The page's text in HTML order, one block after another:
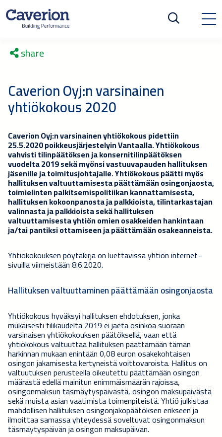
share
Caverion Oyj:n varsinainen
yhtiökokous 2020
Caverion Oyj:n varsinainen yhtiökokous pidettiin
25.5.2020 poikkeusjärjestelyin Vantaalla. Yhtiökokous
vahvisti tilinpäätöksen ja konsernitilinpäätöksen
vuodelta 2019 sekä myönsi vastuuvapauden hallituksen
jäsenille ja toimitusjohtajalle. Yhtiökokous päätti myös
hallituksen valtuuttamisesta päättämään osingonjaosta,
toimielinten palkitsemispolitiikan kannattamisesta,
hallituksen kokoonpanosta ja palkkioista, tilintarkastajan
valinnasta ja palkkioista sekä hallituksen
valtuuttamisesta yhtiön omien osakkeiden hankintaan
ja/tai pantiksi ottamiseen ja päättämään osakeanneista.
Yhtiökokouksen pöytäkirja on luettavissa yhtiön internet-
sivuilla viimeistään 8.6.2020.
Hallituksen valtuuttaminen päättämään osingonjaosta
Yhtiökokous hyväksyi hallituksen ehdotuksen, jonka
mukaisesti tilikaudelta 2019 ei jaeta osinkoa suoraan
varsinaisen yhtiökokouksen päätöksellä, vaan että
yhtiökokous valtuuttaa hallituksen päättämään tämän
harkinnan mukaan enintään 0,08 euron osakekohtaisen
osingon jakamisesta kertyneistä voittovaroista. Hallitus on
valtuutuksen perusteella oikeutettu päättämään osingon
määrästä edellä mainitun enimmäismäärän rajoissa,
osingonmaksun täsmäytyspäivästä, osingon maksupäivästä
sekä muista asian vaatimista toimenpiteistä. Yhtiö julkistaa
mahdollisen hallituksen osingonjakopäätöksen erikseen ja
ilmoittaa samassa yhteydessä soveltuvat osingonmaksun
täsmäytyspäivän ja osingon maksupäivän.